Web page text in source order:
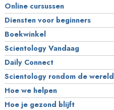
Online cursussen
Diensten voor beginners
Boekwinkel
Scientology Vandaag
Daily Connect
Scientology rondom de wereld
Hoe we helpen
Hoe je gezond blijft